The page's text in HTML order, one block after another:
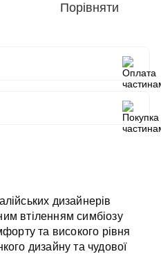
Порівняти
дизайнерів
втіленням симбіозу
та високого рівня
дизайну та чудової